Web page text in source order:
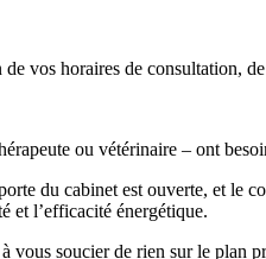
vos horaires de consultation,
ou vétérinaire – ont
du cabinet est ouverte, et le
et l’efficacité énergétique.
vous soucier de rien sur le plan